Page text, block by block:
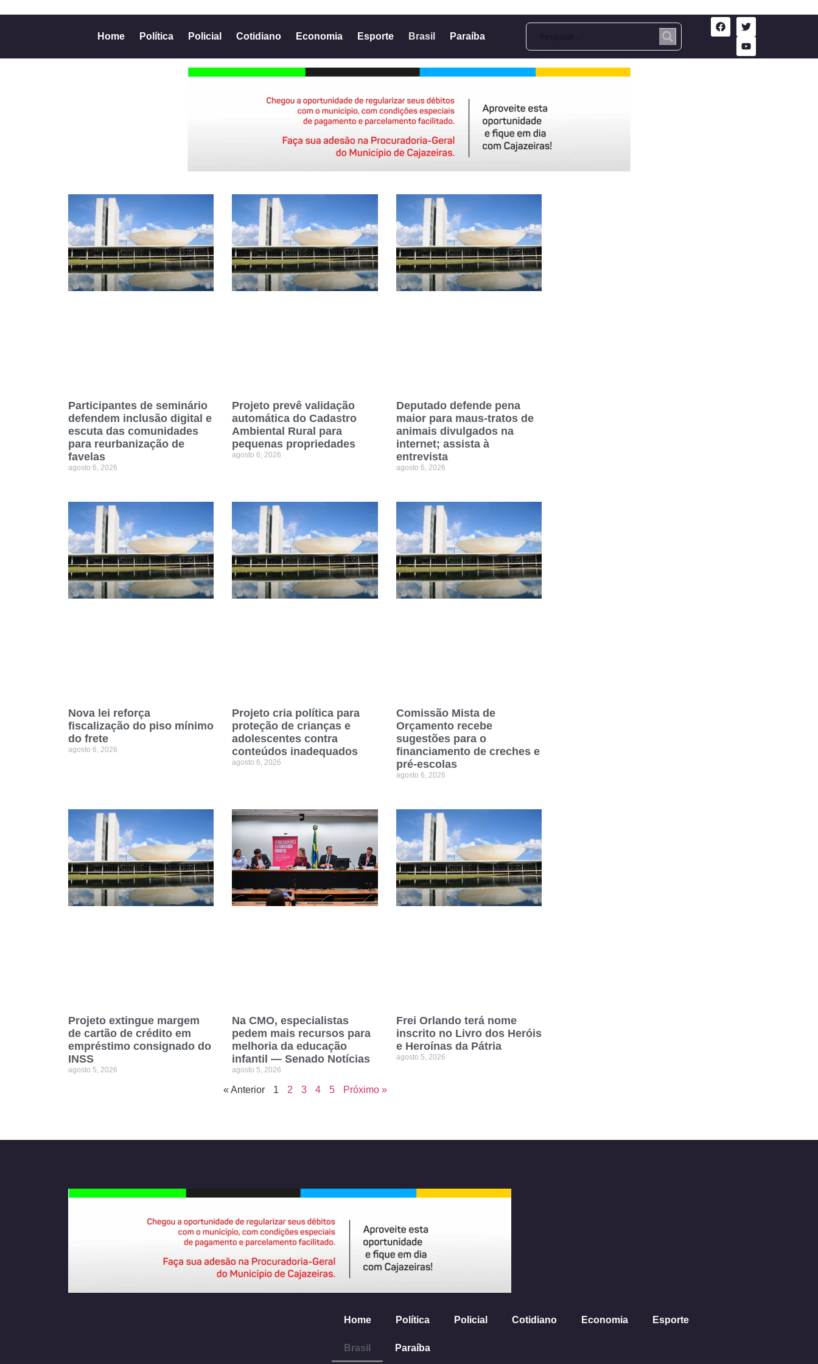
Home Política Policial Cotidiano Economia Esporte Brasil Paraíba
Participantes de seminário
defendem inclusão digital e
escuta das comunidades
para reurbanização de
favelas
agosto 6, 2026
Projeto prevê validação
automática do Cadastro
Ambiental Rural para
pequenas propriedades
agosto 6, 2026
Deputado defende pena
maior para maus-tratos de
animais divulgados na
internet; assista à
entrevista
agosto 6, 2026
Nova lei reforça
fiscalização do piso mínimo
do frete
agosto 6, 2026
Projeto cria política para
proteção de crianças e
adolescentes contra
conteúdos inadequados
agosto 6, 2026
Comissão Mista de
Orçamento recebe
sugestões para o
financiamento de creches e
pré-escolas
agosto 6, 2026
Projeto extingue margem
de cartão de crédito em
empréstimo consignado do
INSS
agosto 5, 2026
Na CMO, especialistas
pedem mais recursos para
melhoria da educação
infantil — Senado Notícias
agosto 5, 2026
Frei Orlando terá nome
inscrito no Livro dos Heróis
e Heroínas da Pátria
agosto 5, 2026
« Anterior 1 2 3 4 5 Próximo »
Home Política Policial Cotidiano Economia Esporte
Brasil Paraíba